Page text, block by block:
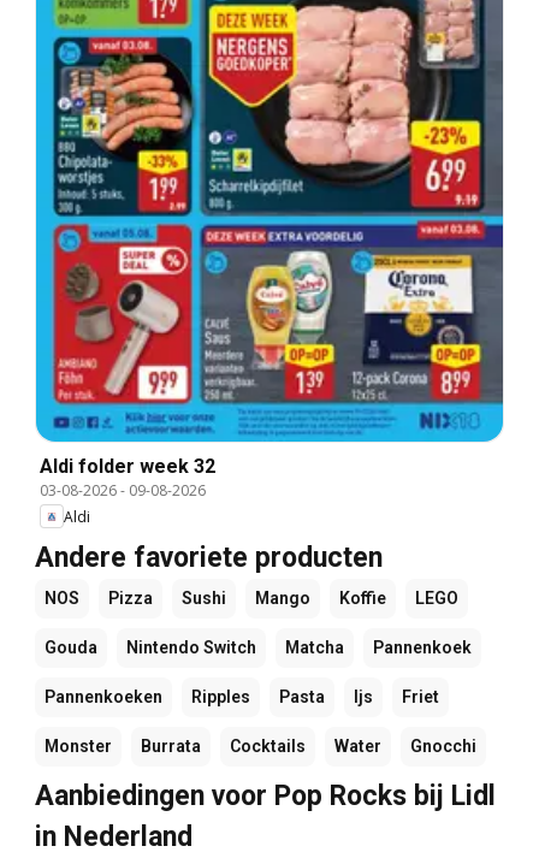
Aldi folder week 32
03-08-2026- 09-08-2026
Aldi
Andere favoriete producten
NOS Pizza Sushi Mango Koffie LEGO
Gouda Nintendo Switch Matcha Pannenkoek
Pannenkoeken Ripples Pasta Ijs Friet
Monster Burrata Cocktails Water Gnocchi
Aanbiedingen voor Pop Rocks bij Lidl
in Nederland